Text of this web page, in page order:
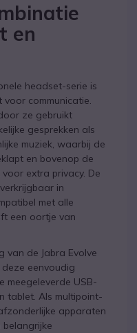
en
headset-serie is
communicatie.
ze gebruikt
gesprekken als
muziek, waarbij de
en bovenop de
extra privacy. De
in
met alle
een oortje van
van de Jabra Evolve
deze eenvoudig
meegeleverde USB-
tablet. Als multipoint-
apparaten